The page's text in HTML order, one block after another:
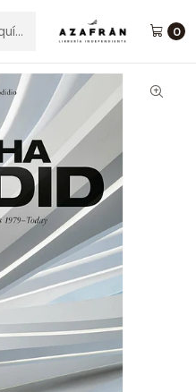
0
Zaha Hadid